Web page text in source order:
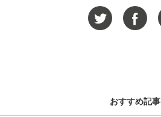
おすすめ記事